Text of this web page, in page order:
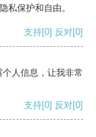
私保护和自由。
支持[0] 反对[0]
人信息，让我非常
支持[0] 反对[0]